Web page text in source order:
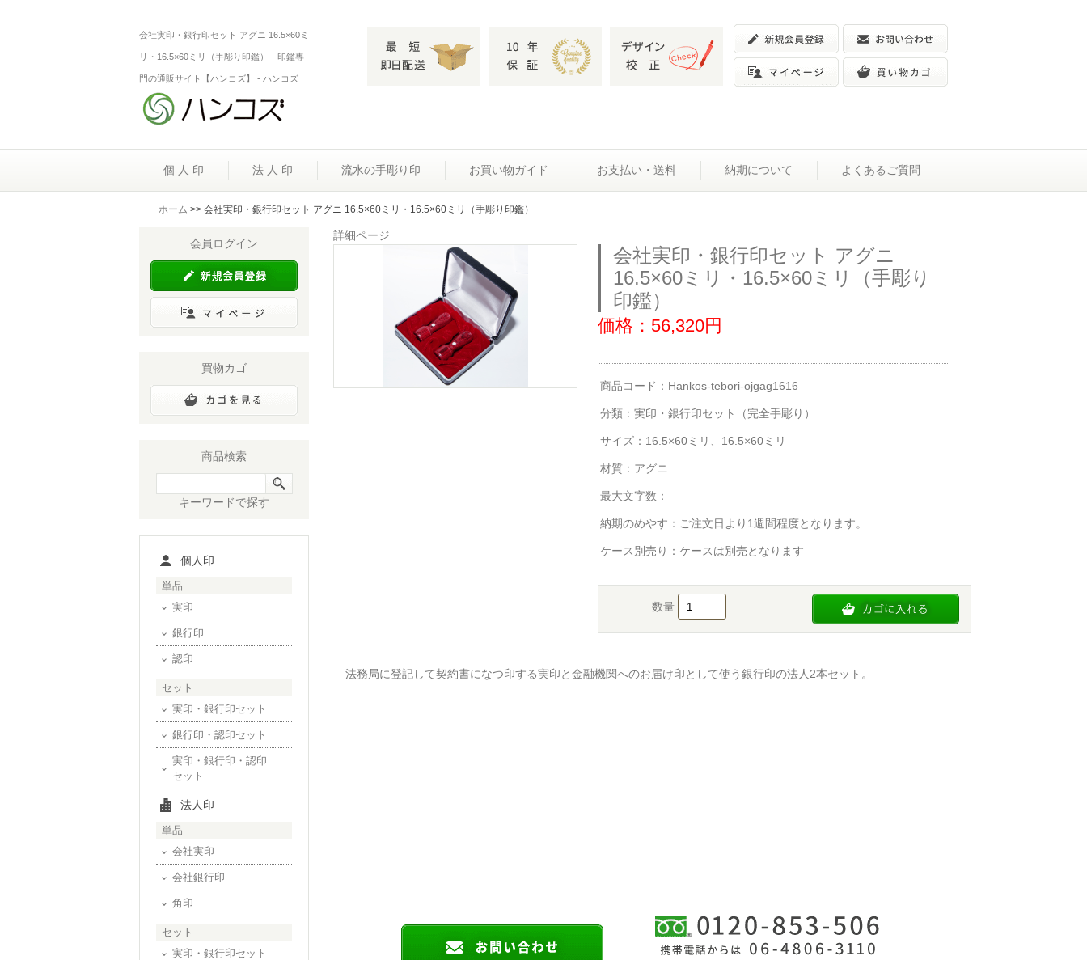
会社実印・銀行印セット アグニ 16.5×60ミ
リ・16.5×60ミリ（手彫り印鑑）｜印鑑専
門の通販サイト【ハンコズ】 - ハンコズ
個 人 印 法 人 印 流水の手彫り印 お買い物ガイド お支払い・送料 納期について よくあるご質問
ホーム >> 会社実印・銀行印セット アグニ 16.5×60ミリ・16.5×60ミリ（手彫り印鑑）
詳細ページ
会社実印・銀行印セット アグニ
16.5×60ミリ・16.5×60ミリ（手彫り
印鑑）
価格：56,320円
商品コード：Hankos-tebori-ojgag1616
分類： 実印・銀行印セット（完全手彫り）
サイズ：16.5×60ミリ、16.5×60ミリ
材質：アグニ
最大文字数：
納期のめやす：ご注文日より1週間程度となります。
ケース別売り：ケースは別売となります
数量
法務局に登記して契約書になつ印する実印と金融機関へのお届け印として使う銀行印の法人2本セット。
会員ログイン
買物カゴ
商品検索
キーワードで探す
個人印
単品
実印
銀行印
認印
セット
実印・銀行印セット
銀行印・認印セット
実印・銀行印・認印
セット
法人印
単品
会社実印
会社銀行印
角印
セット
実印・銀行印セット